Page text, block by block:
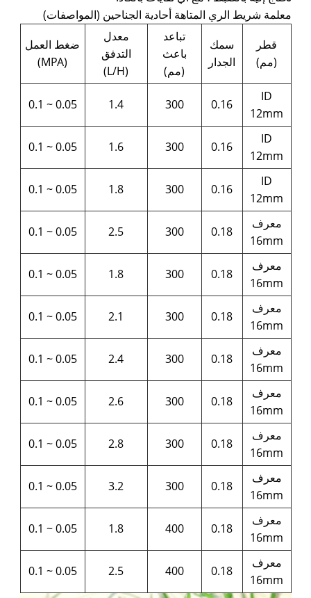
معلمة شريط الري المتاهة أحادية الجناحين (المواصفات)
قطر
(مم)
سمك
الجدار
تباعد
باعث
(مم)
معدل
التدفق
(L/H)
ضغط العمل
(MPA)
ID
12mm
0.16
300
1.4
0.05 ~ 0.1
ID
12mm
0.16
300
1.6
0.05 ~ 0.1
ID
12mm
0.16
300
1.8
0.05 ~ 0.1
معرف
16mm
0.18
300
2.5
0.05 ~ 0.1
معرف
16mm
0.18
300
1.8
0.05 ~ 0.1
معرف
16mm
0.18
300
2.1
0.05 ~ 0.1
معرف
16mm
0.18
300
2.4
0.05 ~ 0.1
معرف
16mm
0.18
300
2.6
0.05 ~ 0.1
معرف
16mm
0.18
300
2.8
0.05 ~ 0.1
معرف
16mm
0.18
300
3.2
0.05 ~ 0.1
معرف
16mm
0.18
400
1.8
0.05 ~ 0.1
معرف
16mm
0.18
400
2.5
0.05 ~ 0.1